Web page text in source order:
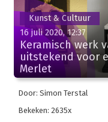
Kunst & Cultuur
16 juli 2020, 12:37
Keramisch werk
uitstekend voor
Merlet
Door: Simon Terstal
Bekeken: 2635x